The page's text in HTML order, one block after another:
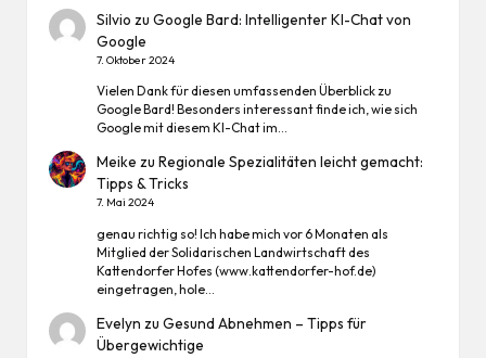
Silvio zuGoogle Bard: Intelligenter KI-Chat von
Google
7. Oktober 2024
Vielen Dank für diesen umfassenden Überblick zu
Google Bard! Besonders interessant finde ich, wie sich
Google mit diesem KI-Chat im…
Meike zuRegionale Spezialitäten leicht gemacht:
Tipps & Tricks
7. Mai 2024
genau richtig so! Ich habe mich vor 6 Monaten als
Mitglied der Solidarischen Landwirtschaft des
Kattendorfer Hofes (www.kattendorfer-hof.de)
eingetragen, hole…
Evelyn zuGesund Abnehmen – Tipps für
Übergewichtige